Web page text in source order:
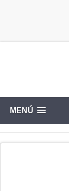
MENÚ